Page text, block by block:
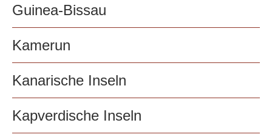
Guinea-Bissau
Kamerun
Kanarische Inseln
Kapverdische Inseln